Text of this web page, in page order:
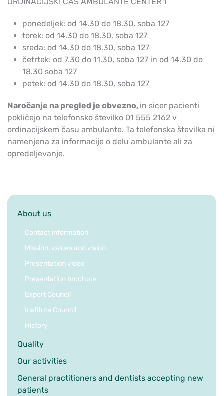
About us
Contact information
Mission, values and vision
Presentation video
Presentation brochure
Expert Council
Institute Council
History
Quality
Our activities
General practitioners and dentists accepting new
patients
ponedeljek: od 14.30 do 18.30, soba 127
torek: od 14.30 do 18.30, soba 127
sreda: od 14.30 do 18.30, soba 127
četrtek: od 7.30 do 11.30, soba 127 in od 14.30 do
18.30 soba 127
petek: od 14.30 do 18.30, soba 127
Naročanje na pregled je obvezno, in sicer pacienti
pokličejo na telefonsko številko 01 555 2162 v
ordinacijskem času ambulante. Ta telefonska številka ni
namenjena za informacije o delu ambulante ali za
opredeljevanje.